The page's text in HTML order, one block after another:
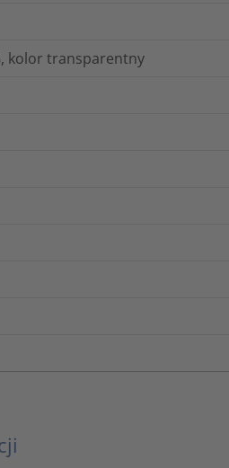
kolor transparentny